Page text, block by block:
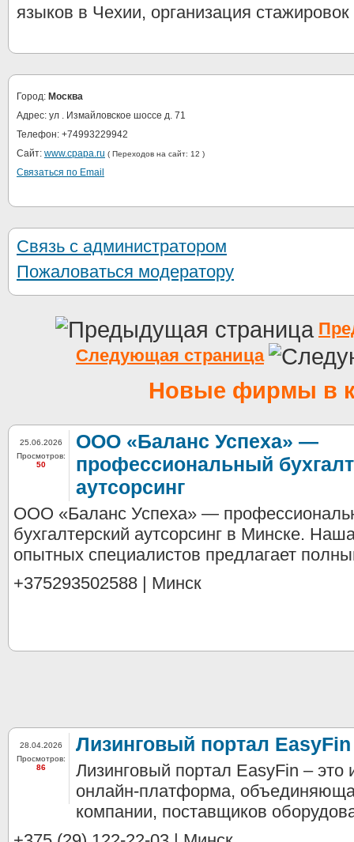
языков в Чехии, организация
Город: Москва
Адрес: ул . Измайловское шоссе д. 71
Телефон: +74993229942
Сайт: www.cpapa.ru ( Переходов на сайт: 12 )
Связаться по Email
Связь с администратором
Пожаловаться модератору
Следующая страница
Новые фирмы в
25.06.2026
Просмотров:
50
ООО «Баланс Успеха» —
профессиональный
аутсорсинг
ООО «Баланс Успеха» —
бухгалтерский аутсорсинг в Минске.
опытных специалистов предлагает
+375293502588 | Минск
28.04.2026
Просмотров:
86
Лизинговый портал EasyFin
Лизинговый портал EasyFin – это
онлайн-платформа,
компании, поставщиков